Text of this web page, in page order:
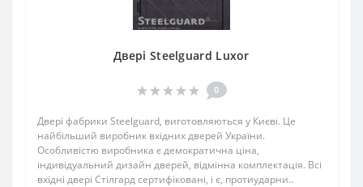
Двері Steelguard Luxor
0
Двері фабрики Steelguard, виготовляються у Києві. Це
найбільший виробник вхідних дверей України.
Особливістю виробника є демократична ціна,
індивідуальний дизайн дверей, відмінна комплектація. Всі
вхідні двері Стілгард сертифіковані, і є, протиударни..